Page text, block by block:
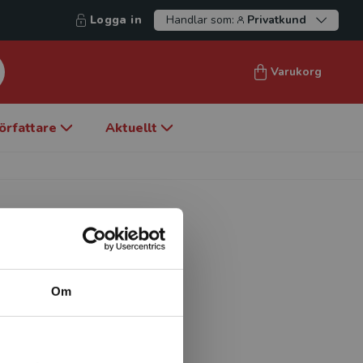
Om
Logga in Handlar som: Privatkund
Varukorg
Aktuellt